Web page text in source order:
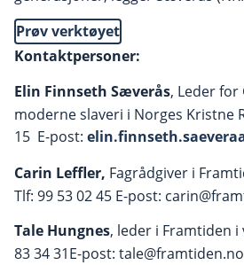
Prøv verktøyet
Kontaktpersoner:
Elin Finnseth Sæverås, Leder
moderne slaveri i Norges Kristne
15 E-post:
Carin Leffler, Fagrådgiver i
Tlf: 99 53 02 45 E-post:
Tale Hungnes, leder i Framtiden i
83 34 31E-post: tale@framtiden.no